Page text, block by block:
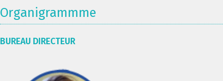
Organigrammme
BUREAU DIRECTEUR